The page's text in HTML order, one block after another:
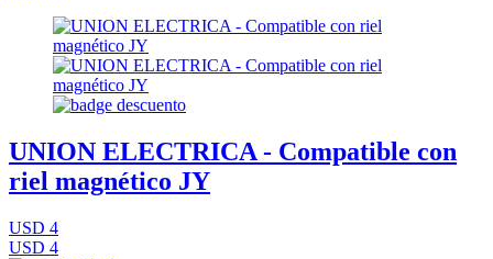
UNION ELECTRICA - Compatible con
riel magnético JY
USD 4
USD 4